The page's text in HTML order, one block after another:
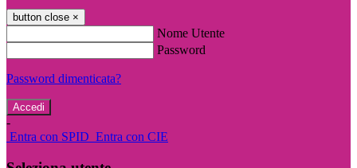
button close ×
Nome Utente
Password
Password dimenticata?
-
Entra con SPID Entra con CIE